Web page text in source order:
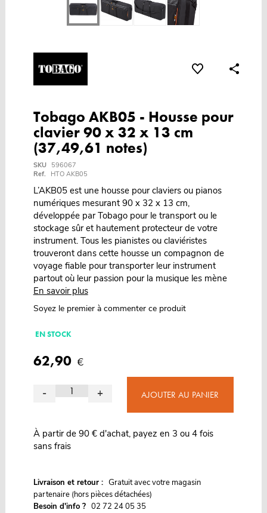
Tobago AKB05 - Housse pour
clavier 90 x 32 x 13 cm
(37,49,61 notes)
SKU
596067
Ref.
HTO AKB05
L’AKB05 est une housse pour claviers ou pianos
numériques mesurant 90 x 32 x 13 cm,
développée par Tobago pour le transport ou le
stockage sûr et hautement protecteur de votre
instrument. Tous les pianistes ou claviéristes
trouveront dans cette housse un compagnon de
voyage fiable pour transporter leur instrument
partout où leur passion pour la musique les mène
En savoir plus
Soyez le premier à commenter ce produit
EN STOCK
62,90 €
- + AJOUTER AU PANIER
À partir de 90 € d'achat, payez en 3 ou 4 fois
sans frais
Livraison et retour : Gratuit avec votre magasin
partenaire (hors pièces détachées)
Besoin d'info ? 02 72 24 05 35